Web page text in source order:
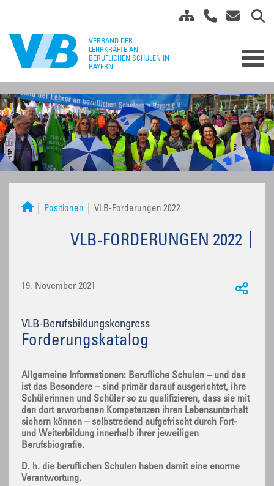
Positionen VLB-Forderungen 2022
VLB-FORDERUNGEN 2022
19. November 2021
VLB-Berufsbildungskongress
Forderungskatalog
Allgemeine Informationen: Berufliche Schulen – und das
ist das Besondere – sind primär darauf ausgerichtet, ihre
Schülerinnen und Schüler so zu qualifizieren, dass sie mit
den dort erworbenen Kompetenzen ihren Lebensunterhalt
sichern können – selbstredend aufgefrischt durch Fort-
und Weiterbildung innerhalb ihrer jeweiligen
Berufsbiografie.
D. h. die beruflichen Schulen haben damit eine enorme
Verantwortung.